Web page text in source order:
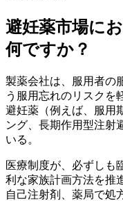
避妊薬市場に
何ですか？
製薬会社は、服用者の
う服用忘れのリスクを
避妊薬（例えば、服用
ング、長期作用型注射
いる。
医療制度が、必ずしも
利な家族計画方法を推
自己注射剤、薬局で処